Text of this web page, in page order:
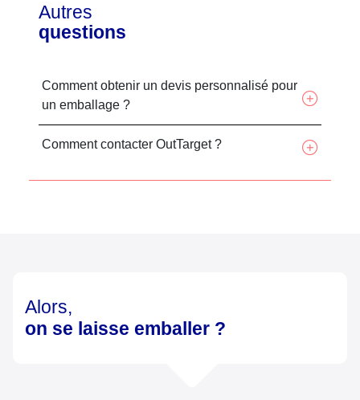
Autres
questions
Comment obtenir un devis personnalisé pour
un emballage ?
Comment contacter OutTarget ?
Alors,
on se laisse emballer ?